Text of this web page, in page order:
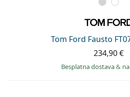
Tom Ford Fausto
234,90 €
Besplatna dostava&